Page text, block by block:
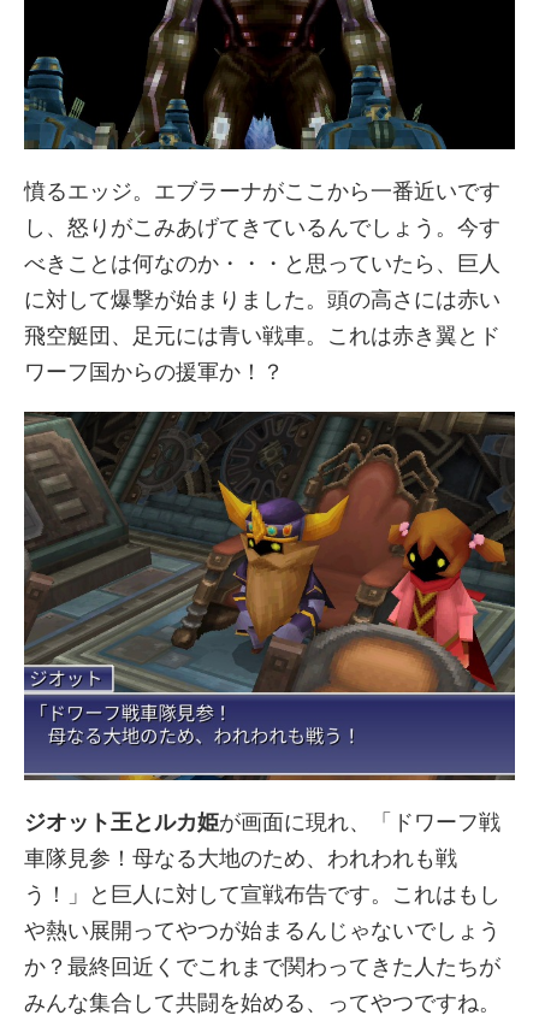
憤るエッジ。エブラーナがここから一番近いです
し、怒りがこみあげてきているんでしょう。今す
べきことは何なのか・・・と思っていたら、巨人
に対して爆撃が始まりました。頭の高さには赤い
飛空艇団、足元には青い戦車。これは赤き翼とド
ワーフ国からの援軍か！？
ジオット王とルカ姫が画面に現れ、「ドワーフ戦
車隊見参！母なる大地のため、われわれも戦
う！」と巨人に対して宣戦布告です。これはもし
や熱い展開ってやつが始まるんじゃないでしょう
か？最終回近くでこれまで関わってきた人たちが
みんな集合して共闘を始める、ってやつですね。